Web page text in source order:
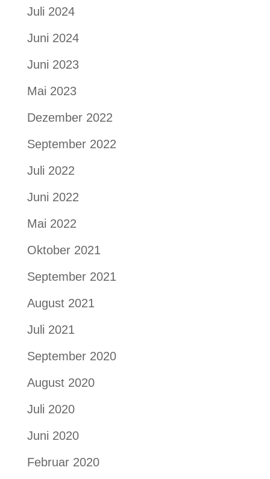
Juli 2024
Juni 2024
Juni 2023
Mai 2023
Dezember 2022
September 2022
Juli 2022
Juni 2022
Mai 2022
Oktober 2021
September 2021
August 2021
Juli 2021
September 2020
August 2020
Juli 2020
Juni 2020
Februar 2020